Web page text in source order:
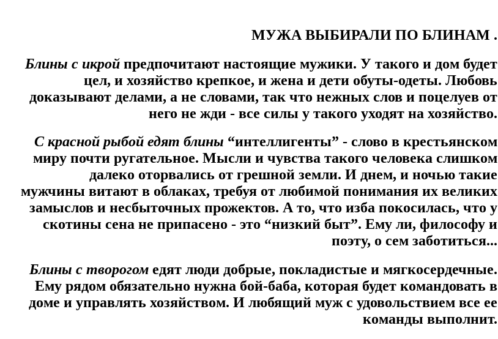
МУЖА ВЫБИРАЛИ ПО БЛИНАМ .
Блины с икрой предпочитают настоящие мужики. У такого и дом будет
цел, и хозяйство крепкое, и жена и дети обуты-одеты. Любовь
доказывают делами, а не словами, так что нежных слов и поцелуев от
него не жди - все силы у такого уходят на хозяйство.
С красной рыбой едят блины “интеллигенты” - слово в крестьянском
миру почти ругательное. Мысли и чувства такого человека слишком
далеко оторвались от грешной земли. И днем, и ночью такие
мужчины витают в облаках, требуя от любимой понимания их великих
замыслов и несбыточных прожектов. А то, что изба покосилась, что у
скотины сена не припасено - это “низкий быт”. Ему ли, философу и
поэту, о сем заботиться...
Блины с творогом едят люди добрые, покладистые и мягкосердечные.
Ему рядом обязательно нужна бой-баба, которая будет командовать в
доме и управлять хозяйством. И любящий муж с удовольствием все ее
команды выполнит.